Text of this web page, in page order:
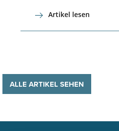
Artikel lesen
ALLE ARTIKEL SEHEN